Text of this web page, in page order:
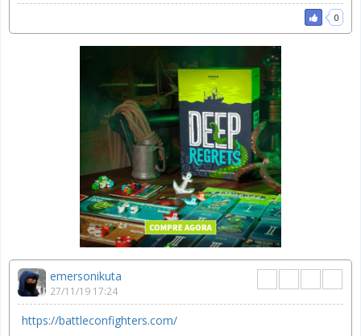
0
emersonikuta
27/11/19 17:24
https://battleconfighters.com/